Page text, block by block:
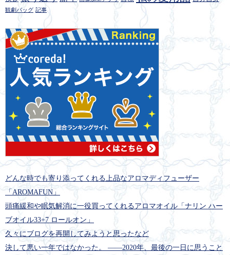
観劇バッグ 記事
どんな時でも寄り添ってくれる上品なアロマディフューザー
「AROMAFUN」
頭痛緩和や眠気解消に一役買ってくれるアロマオイル「ナリン ハー
ブオイル33+7 ロールオン」
久々にブログを再開してみようと思ったなど
決して悪い一年ではなかった。 ――2020年、最後の一日に思うこと